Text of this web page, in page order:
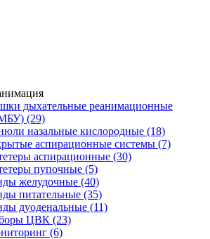
дыхательные реанимационные
(29)
назальные кислородные (18)
аспирационные системы (7)
аспирационные (30)
пупочные (5)
желудочные (40)
питательные (35)
дуоденальные (11)
ЦВК (23)
(6)